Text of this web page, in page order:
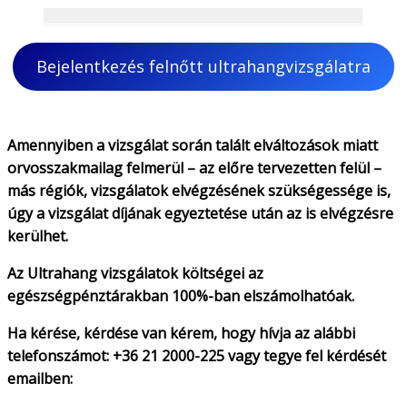
Bejelentkezés felnőtt ultrahangvizsgálatra
Amennyiben a vizsgálat során talált elváltozások miatt
orvosszakmailag felmerül – az előre tervezetten felül –
más régiók, vizsgálatok elvégzésének szükségessége is,
úgy a vizsgálat díjának egyeztetése után az is elvégzésre
kerülhet.
Az Ultrahang vizsgálatok költségei az
egészségpénztárakban 100%-ban elszámolhatóak.
Ha kérése, kérdése van kérem, hogy hívja az alábbi
telefonszámot: +36 21 2000-225 vagy tegye fel kérdését
emailben: